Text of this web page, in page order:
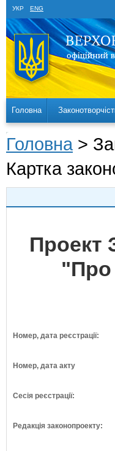
УКР ENG
Головна
Головна >
Картка
Проект
"Про
Номер, дата реєстрації:
Номер, дата акту
Сесія реєстрації:
Редакція законопроекту: